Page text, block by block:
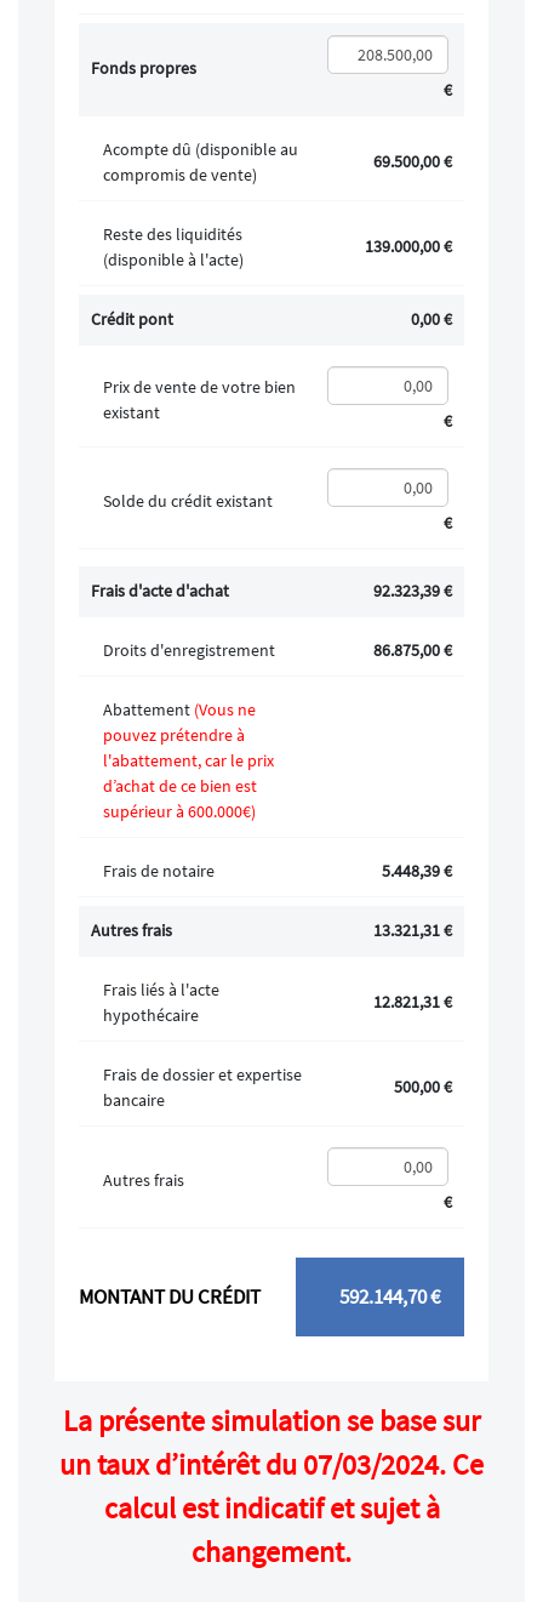
Fonds propres
€
Acompte dû (disponible au
compromis de vente)
69.500,00 €
Reste des liquidités
(disponible à l'acte)
139.000,00 €
Crédit pont 0,00 €
Prix de vente de votre bien
existant
€
Solde du crédit existant
€
Frais d'acte d'achat 92.323,39€
Droits d'enregistrement 86.875,00€
Abattement (Vous ne
pouvez prétendre à
l'abattement, car le prix
d’achat de ce bien est
supérieur à 600.000€)
Frais de notaire 5.448,39 €
Autres frais 13.321,31 €
Frais liés à l'acte
hypothécaire
12.821,31 €
Frais de dossier et expertise
bancaire
500,00 €
Autres frais
€
MONTANT DU CRÉDIT 592.144,70 €
La présente simulation se base sur
un taux d’intérêt du 07/03/2024. Ce
calcul est indicatif et sujet à
changement.